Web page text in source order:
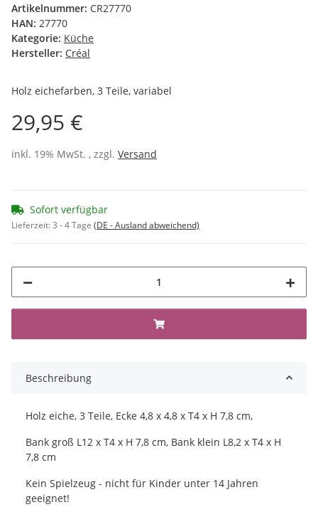
Artikelnummer: CR27770
HAN: 27770
Kategorie: Küche
Hersteller: Créal
Holz eichefarben, 3 Teile, variabel
29,95 €
inkl. 19% MwSt. , zzgl. Versand
Sofort verfügbar
Lieferzeit:3 - 4 Tage (DE - Ausland abweichend)
Beschreibung
Holz eiche, 3 Teile, Ecke 4,8 x 4,8 x T4 x H 7,8 cm,
Bank groß L12 x T4 x H 7,8 cm, Bank klein L8,2 x T4 x H
7,8 cm
Kein Spielzeug - nicht für Kinder unter 14 Jahren
geeignet!